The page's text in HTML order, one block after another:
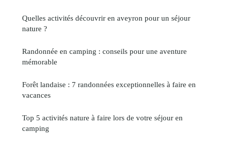
Quelles activités découvrir en aveyron pour un séjour
nature ?
Randonnée en camping : conseils pour une aventure
mémorable
Forêt landaise : 7 randonnées exceptionnelles à faire en
vacances
Top 5 activités nature à faire lors de votre séjour en
camping